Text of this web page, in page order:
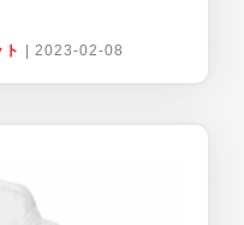
2023-02-08